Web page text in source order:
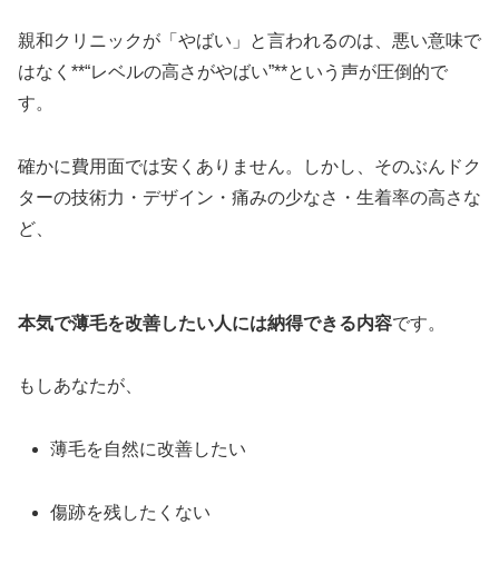
親和クリニックが「やばい」と言われるのは、悪い意味で
はなく**“レベルの高さがやばい”**という声が圧倒的で
す。
確かに費用面では安くありません。しかし、そのぶんドク
ターの技術力・デザイン・痛みの少なさ・生着率の高さな
ど、
本気で薄毛を改善したい人には納得できる内容です。
もしあなたが、
薄毛を自然に改善したい
傷跡を残したくない